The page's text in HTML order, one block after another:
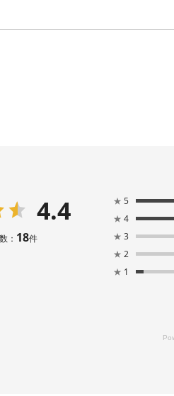
4.4
： 18件
★ 5
★ 4
★ 3
★ 2
★ 1